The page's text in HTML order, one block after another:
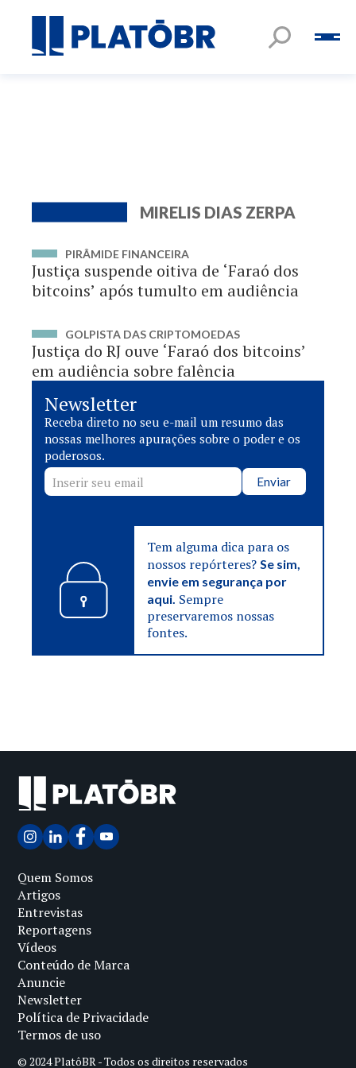
MIRELIS DIAS ZERPA
PIRÂMIDE FINANCEIRA
Justiça suspende oitiva de ‘Faraó dos
bitcoins’ após tumulto em audiência
GOLPISTA DAS CRIPTOMOEDAS
Justiça do RJ ouve ‘Faraó dos bitcoins’
em audiência sobre falência
Newsletter
Receba direto no seu e-mail um resumo das
nossas melhores apurações sobre o poder e os
poderosos.
Enviar
Tem alguma dica para os
nossos repórteres?Se sim,
envie em segurança por
aqui. Sempre
preservaremos nossas
fontes.
© 2024 PlatôBR - Todos os direitos reservados
Quem Somos
Artigos
Entrevistas
Reportagens
Vídeos
Conteúdo de Marca
Anuncie
Newsletter
Política de Privacidade
Termos de uso